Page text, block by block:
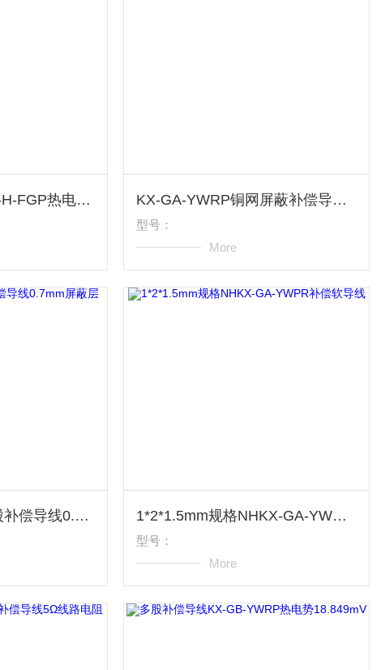
氟塑料绝缘WC325-H-FGP热电偶补偿控温线 KX-GA-YWRP铜网屏蔽补偿导线分度号B
型号：
More
JX-GA-YWRP2多股补偿导线0.7mm屏蔽层 1*2*1.5mm规格NHKX-GA-YWPR补偿软导线
型号：
More